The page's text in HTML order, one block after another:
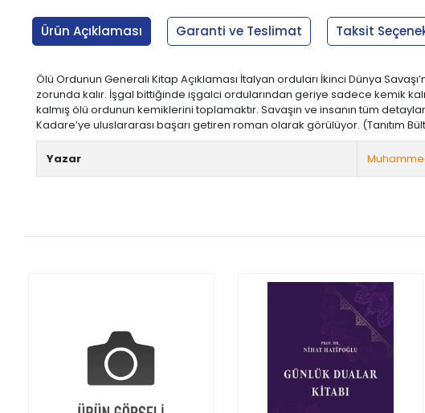
Ürün Açıklaması Garanti ve Teslimat Taksit
Ölü Ordunun Generali Kitap Açıklaması İtalyan orduları İkinci Dünya
zorunda kalır. İşgal bittiğinde işgalci ordularından geriye sadece kemik
kalmış ölü ordunun kemiklerini toplamaktır. Savaşın ve insanın tüm
Kadare’ye uluslararası başarı getiren roman olarak görülüyor. (Tanıtım
Yazar